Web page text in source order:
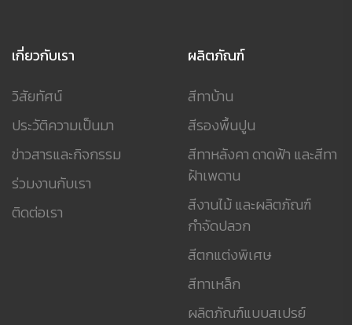
เกี่ยวกับเรา
วิสัยทัศน์
ประวัติความเป็นมา
ข่าวสารและกิจกรรม
ร่วมงานกับเรา
ติดต่อเรา
ผลิตภัณฑ์
สีทาบ้าน
สีรองพื้นปูน
สีทาหลังคา ดาดฟ้า และสีทา
ฝ้าเพดาน
สีงานไม้ และผลิตภัณฑ์
กำจัดปลวก
สีตกแต่งพิเศษ
สีทาเหล็ก
ผลิตภัณฑ์แบบสเปรย์